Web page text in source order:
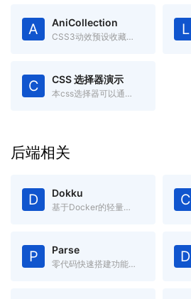
A AniCollection
CSS3动效预设收藏集合 L
C CSS 选择器演示
本css选择器可以通过本页面直观的理解 CSS 选择器的作用区域
后端相关
D Dokku
基于Docker的轻量级开源PasS，可通过git直接部署 C
P Parse
零代码快速搭建功能完备的App后端系统 D